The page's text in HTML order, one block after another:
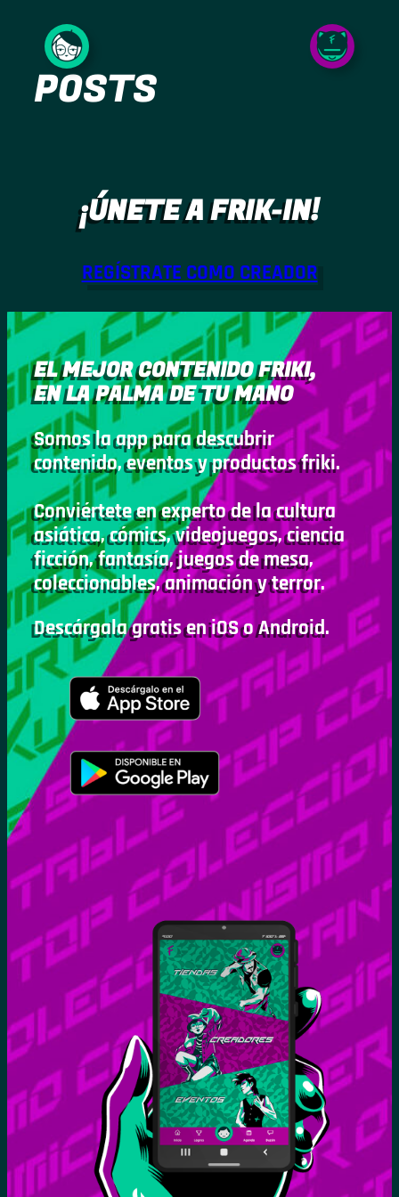
contenido
POSTS
¡ÚNETE A FRIK-IN!
REGÍSTRATE COMO CREADOR
EL MEJOR CONTENIDO FRIKI,
EN LA PALMA DE TU MANO
Somos la app para descubrir
contenido, eventos y productos friki.
Conviértete en experto de la cultura
asiática, cómics, videojuegos, ciencia
ficción, fantasía, juegos de mesa,
coleccionables, animación y terror.
Descárgala gratis en iOS o Android.